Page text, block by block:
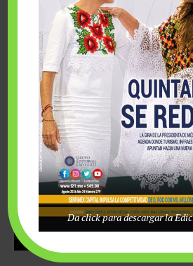
Fairmont Mayakoba y Make-A-Wish
esfuerzos para hacer realidad el deseo
Da click para descargar la